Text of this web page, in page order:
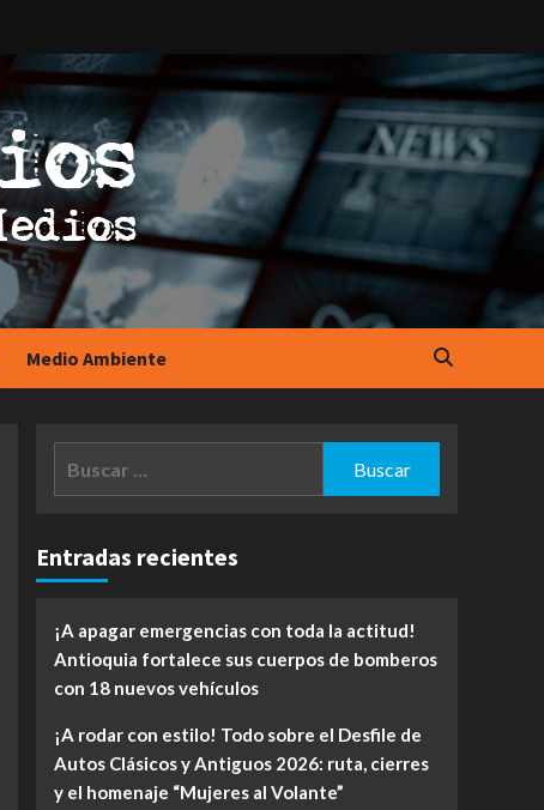
Medio Ambiente
Entradas recientes
¡A apagar emergencias con toda la actitud!
Antioquia fortalece sus cuerpos de bomberos
con 18 nuevos vehículos
¡A rodar con estilo! Todo sobre el Desfile de
Autos Clásicos y Antiguos 2026: ruta, cierres
y el homenaje “Mujeres al Volante”